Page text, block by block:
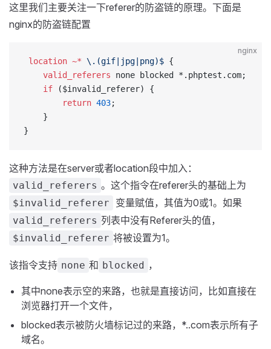
这里我们主要关注一下referer的防盗链的原理。下面是
nginx的防盗链配置
nginx
location ~* \.(gif|jpg|png)$ {
    valid_referers
none blocked *.phptest.com;
    if
($invalid_referer) {
        return
403;
    }
}
这种方法是在server或者location段中加入：
valid_referers 。这个指令在referer头的基础上为
$invalid_referer 变量赋值，其值为0或1。如果
valid_referers 列表中没有Referer头的值，
$invalid_referer 将被设置为1。
该指令支持 none 和 blocked ，
其中none表示空的来路，也就是直接访问，比如直接在
浏览器打开一个文件，
blocked表示被防火墙标记过的来路，*..com表示所有子
域名。